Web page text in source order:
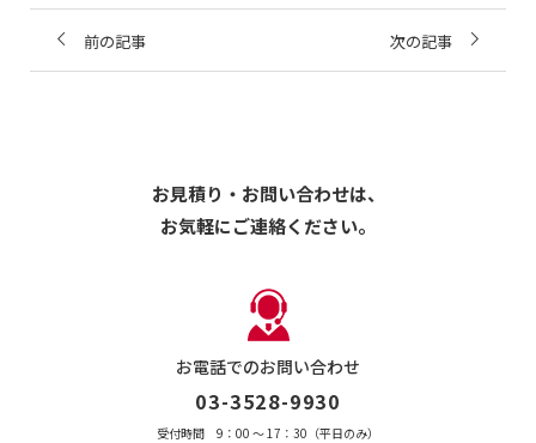
前の記事 次の記事
お見積り・お問い合わせは、
お気軽にご連絡ください。
お電話でのお問い合わせ
03-3528-9930
受付時間 9：00 〜 17：30（平日のみ）